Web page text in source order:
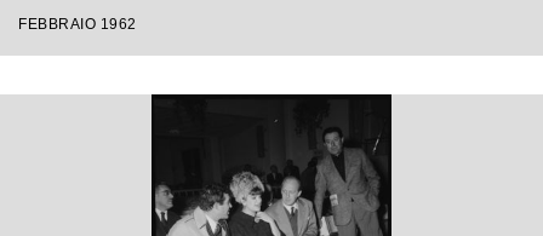
FEBBRAIO 1962